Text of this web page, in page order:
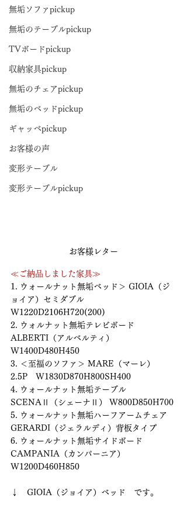
無垢ソファpickup
無垢のテーブルpickup
TVボードpickup
収納家具pickup
無垢のチェアpickup
無垢のベッドpickup
ギャッベpickup
お客様の声
変形テーブル
変形テーブルpickup
お客様レター
≪ご納品しました家具≫
1. ウォールナット無垢ベッド＞ GIOIA（ジ
ョイア）セミダブル
W1220D2106H720(200)
2. ウォルナット無垢テレビボード
ALBERTI（アルベルティ）
W1400D480H450
3. ＜至福のソファ＞ MARE（マーレ）
2.5P　W1830D870H800SH400
4. ウォールナット無垢テーブル
SCENAⅡ（シェーナⅡ） W800D850H700
5. ウォールナット無垢ハーフアームチェア
GERARDI（ジェラルディ）背板タイプ
6. ウォールナット無垢サイドボード
CAMPANIA（カンパーニア）
W1200D460H850
↓　GIOIA（ジョイア）ベッド　です。